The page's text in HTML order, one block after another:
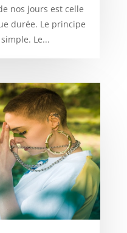
nos jours est celle
durée. Le principe
Le...